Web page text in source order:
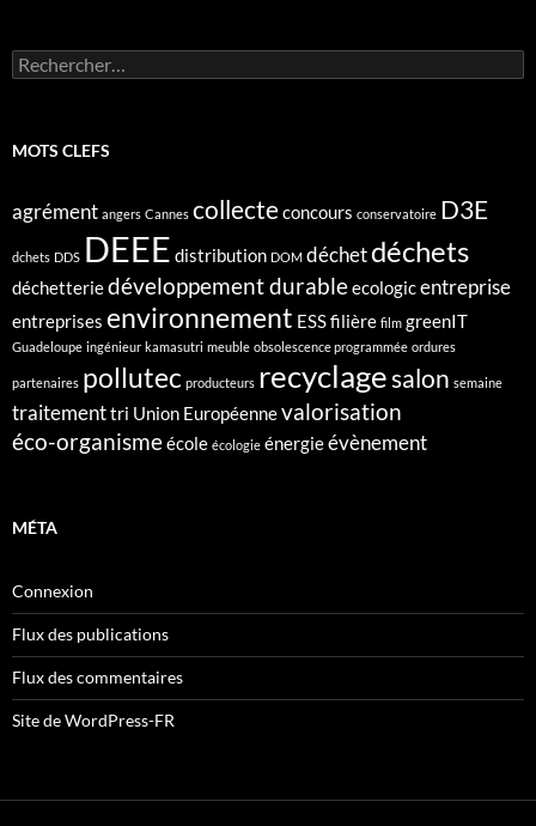
Rechercher :
MOTS CLEFS
agrément angers Cannes collecteconcours conservatoire D3E
dchets DDS DEEE distribution DOM déchetdéchets
déchetteriedéveloppement durableecologicentreprise
entreprises environnement ESSfilière film greenIT
Guadeloupe ingénieur kamasutri meuble obsolescence programmée ordures
partenaires pollutec producteurs recyclagesalon semaine
traitementtri Union Européennevalorisation
éco-organismeécole écologie énergieévènement
MÉTA
Connexion
Flux des publications
Flux des commentaires
Site de WordPress-FR